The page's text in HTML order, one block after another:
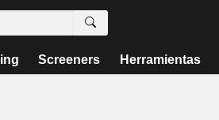
Screeners Herramientas